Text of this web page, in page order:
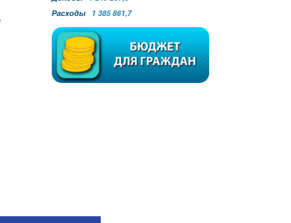
Расходы 1 385 861,7